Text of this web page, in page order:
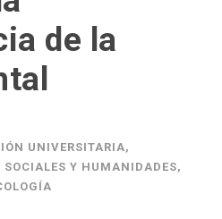
de la
UNIVERSITARIA,
SOCIALES Y HUMANIDADES,